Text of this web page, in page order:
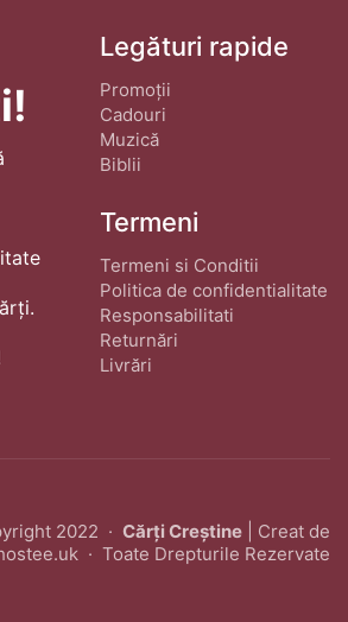
Legături rapide
Promoții
Cadouri
Muzică
Biblii
Termeni
Termeni si Conditii
Politica de confidentialitate
Responsabilitati
Returnări
Livrări
2022 · Cărți Creștine | Creat de
· Toate Drepturile Rezervate